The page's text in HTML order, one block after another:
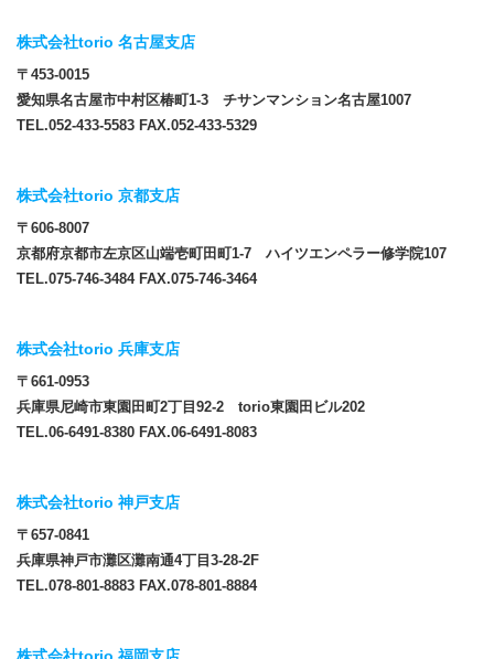
株式会社torio 名古屋支店
〒453-0015
愛知県名古屋市中村区椿町1-3 チサンマンション名古屋1007
TEL.052-433-5583 FAX.052-433-5329
株式会社torio 京都支店
〒606-8007
京都府京都市左京区山端壱町田町1-7 ハイツエンペラー修学院107
TEL.075-746-3484 FAX.075-746-3464
株式会社torio 兵庫支店
〒661-0953
兵庫県尼崎市東園田町2丁目92-2 torio東園田ビル202
TEL.06-6491-8380 FAX.06-6491-8083
株式会社torio 神戸支店
〒657-0841
兵庫県神戸市灘区灘南通4丁目3-28-2F
TEL.078-801-8883 FAX.078-801-8884
株式会社torio 福岡支店